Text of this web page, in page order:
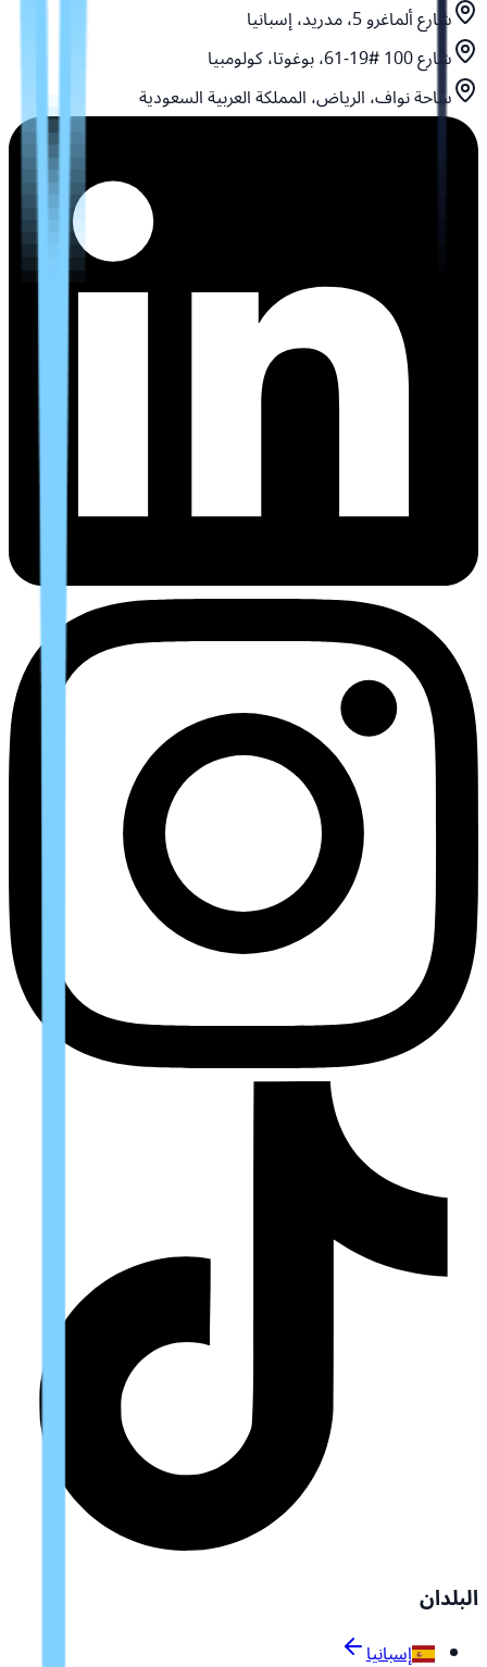
شارع ألماغرو 5، مدريد، إسبانيا
شارع 100 #19-61، بوغوتا، كولومبيا
ساحة نواف، الرياض، المملكة العربية السعودية
البلدان
إسبانيا